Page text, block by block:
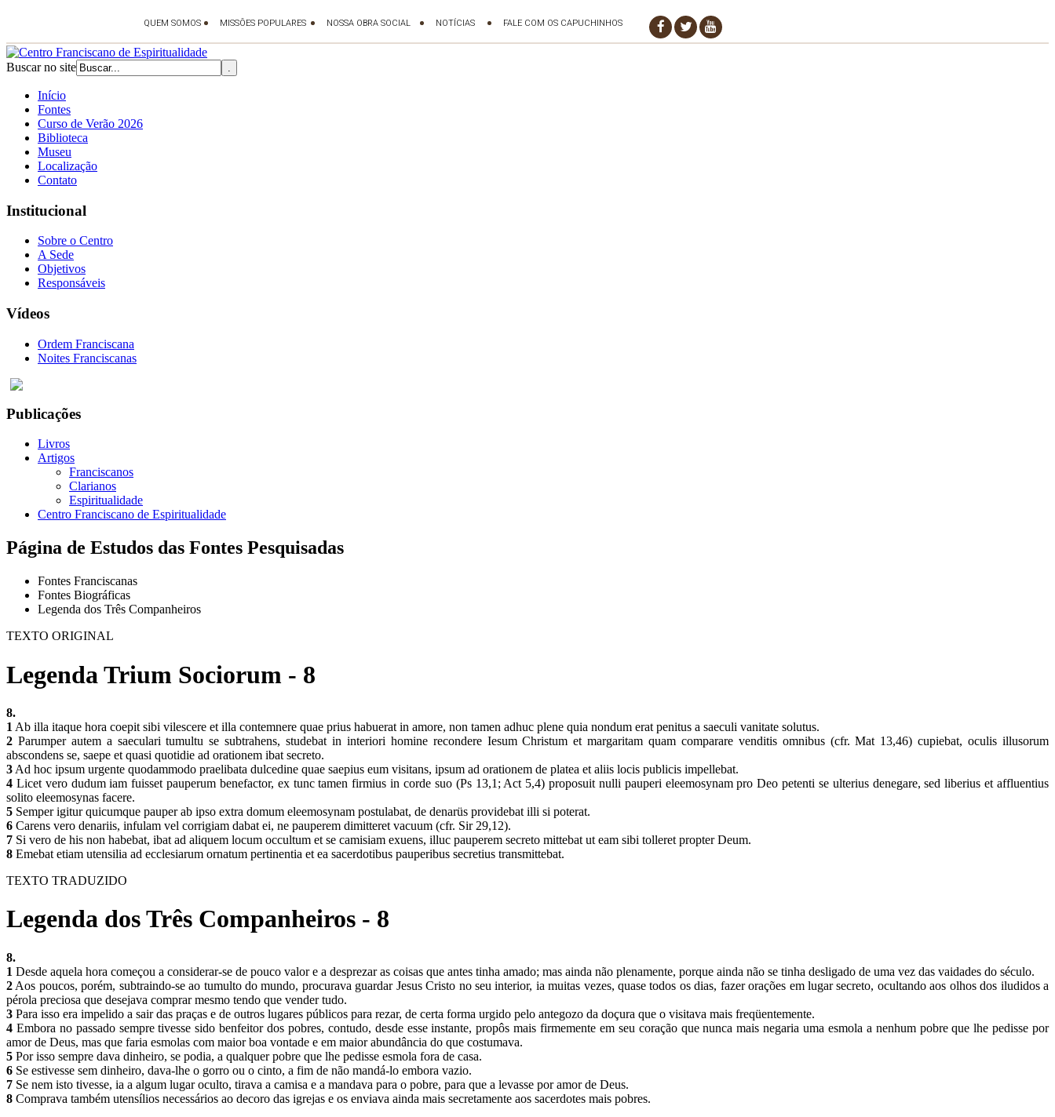
Buscar no site
Início
Fontes
Curso de Verão 2026
Biblioteca
Museu
Localização
Contato
Institucional
Sobre o Centro
A Sede
Objetivos
Responsáveis
Vídeos
Ordem Franciscana
Noites Franciscanas
Publicações
Livros
Artigos
Franciscanos
Clarianos
Espiritualidade
Centro Franciscano de Espiritualidade
Página de Estudos das Fontes Pesquisadas
Fontes Franciscanas
Fontes Biográficas
Legenda dos Três Companheiros
TEXTO ORIGINAL
Legenda Trium Sociorum - 8
8.
1 Ab illa itaque hora coepit sibi vilescere et illa contemnere quae prius habuerat in amore, non tamen adhuc plene quia nondum erat penitus a saeculi vanitate solutus.
2 Parumper autem a saeculari tumultu se subtrahens, studebat in interiori homine recondere Iesum Christum et margaritam quam comparare venditis omnibus (cfr. Mat 13,46) cupiebat, oculis illusorum
abscondens se, saepe et quasi quotidie ad orationem ibat secreto.
3 Ad hoc ipsum urgente quodammodo praelibata dulcedine quae saepius eum visitans, ipsum ad orationem de platea et aliis locis publicis impellebat.
4 Licet vero dudum iam fuisset pauperum benefactor, ex tunc tamen firmius in corde suo (Ps 13,1; Act 5,4) proposuit nulli pauperi eleemosynam pro Deo petenti se ulterius denegare, sed liberius et affluentius
solito eleemosynas facere.
5 Semper igitur quicumque pauper ab ipso extra domum eleemosynam postulabat, de denarüs providebat illi si poterat.
6 Carens vero denariis, infulam vel corrigiam dabat ei, ne pauperem dimitteret vacuum (cfr. Sir 29,12).
7 Si vero de his non habebat, ibat ad aliquem locum occultum et se camisiam exuens, illuc pauperem secreto mittebat ut eam sibi tolleret propter Deum.
8 Emebat etiam utensilia ad ecclesiarum ornatum pertinentia et ea sacerdotibus pauperibus secretius transmittebat.
TEXTO TRADUZIDO
Legenda dos Três Companheiros - 8
8.
1 Desde aquela hora começou a considerar-se de pouco valor e a desprezar as coisas que antes tinha amado; mas ainda não plenamente, porque ainda não se tinha desligado de uma vez das vaidades do século.
2 Aos poucos, porém, subtraindo-se ao tumulto do mundo, procurava guardar Jesus Cristo no seu interior, ia muitas vezes, quase todos os dias, fazer orações em lugar secreto, ocultando aos olhos dos iludidos a
pérola preciosa que desejava comprar mesmo tendo que vender tudo.
3 Para isso era impelido a sair das praças e de outros lugares públicos para rezar, de certa forma urgido pelo antegozo da doçura que o visitava mais freqüentemente.
4 Embora no passado sempre tivesse sido benfeitor dos pobres, contudo, desde esse instante, propôs mais firmemente em seu coração que nunca mais negaria uma esmola a nenhum pobre que lhe pedisse por
amor de Deus, mas que faria esmolas com maior boa vontade e em maior abundância do que costumava.
5 Por isso sempre dava dinheiro, se podia, a qualquer pobre que lhe pedisse esmola fora de casa.
6 Se estivesse sem dinheiro, dava-lhe o gorro ou o cinto, a fim de não mandá-lo embora vazio.
7 Se nem isto tivesse, ia a algum lugar oculto, tirava a camisa e a mandava para o pobre, para que a levasse por amor de Deus.
8 Comprava também utensílios necessários ao decoro das igrejas e os enviava ainda mais secretamente aos sacerdotes mais pobres.